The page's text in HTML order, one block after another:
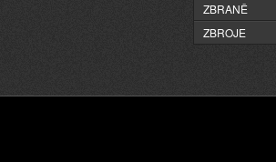
ZBRANĚ
ZBROJE